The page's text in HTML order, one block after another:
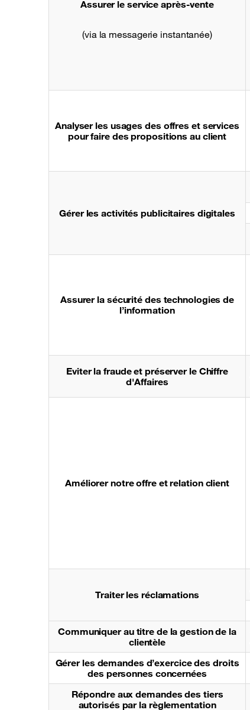
Assurer le service après-vente
(via la messagerie instantanée)
Analyser les usages des offres et services
pour faire des propositions au client
Gérer les activités publicitaires digitales
Assurer la sécurité des technologies de
l’information
Eviter la fraude et préserver le Chiffre
d'Affaires
Améliorer notre offre et relation client
Traiter les réclamations
Communiquer au titre de la gestion de la
clientèle
Gérer les demandes d’exercice des droits
des personnes concernées
Répondre aux demandes des tiers
autorisés par la règlementation